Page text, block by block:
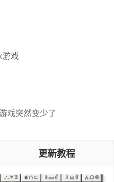
游戏
戏突然变少了
更新教程